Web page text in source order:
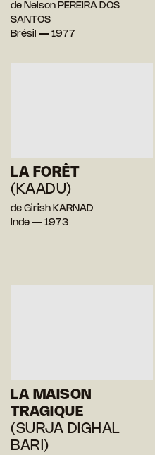
de Nelson PEREIRA DOS
SANTOS
Brésil — 1977
LA FORÊT
(KAADU)
de Girish KARNAD
Inde — 1973
LA MAISON
TRAGIQUE
(SURJA DIGHAL
BARI)